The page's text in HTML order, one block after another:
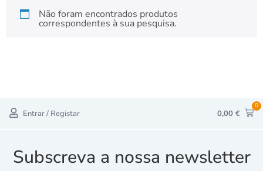
Não foram encontrados produtos
correspondentes à sua pesquisa.
Entrar / Registar 0,00 €
0
Subscreva a nossa newsletter